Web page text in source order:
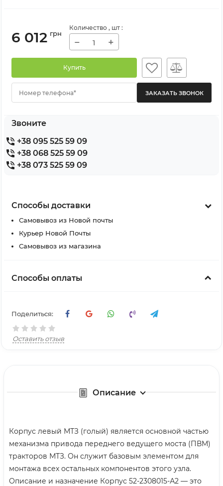
6 012 грн
Количество , шт :
− +
Купить
Номер телефона*
Звоните
+38 095 525 59 09
+38 068 525 59 09
+38 073 525 59 09
Способы доставки
Самовывоз из Новой почты
Курьер Новой Почты
Самовывоз из магазина
Способы оплаты
Поделиться:
Оставить отзыв
Описание
Корпус левый МТЗ (голый) является основной частью
механизма привода переднего ведущего моста (ПВМ)
тракторов МТЗ. Он служит базовым элементом для
монтажа всех остальных компонентов этого узла.
Описание и назначение Корпус 52-2308015-А2 — это